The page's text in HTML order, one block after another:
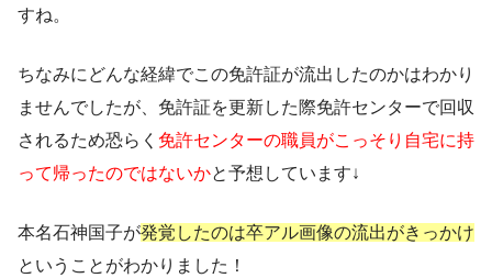
すね。
ちなみにどんな経緯でこの免許証が流出したのかはわかり
ませんでしたが、免許証を更新した際免許センターで回収
されるため恐らく 免許センターの職員がこっそり自宅に持
って帰ったのではないかと予想しています↓
本名石神国子が発覚したのは卒アル画像の流出がきっかけ
ということがわかりました！